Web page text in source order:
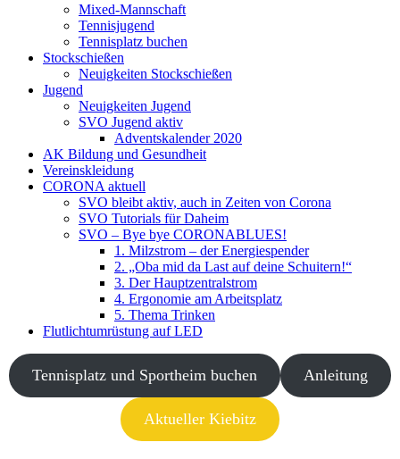
Mixed-Mannschaft
Tennisjugend
Tennisplatz buchen
Stockschießen
Neuigkeiten Stockschießen
Jugend
Neuigkeiten Jugend
SVO Jugend aktiv
Adventskalender 2020
AK Bildung und Gesundheit
Vereinskleidung
CORONA aktuell
SVO bleibt aktiv, auch in Zeiten von Corona
SVO Tutorials für Daheim
SVO – Bye bye CORONABLUES!
1. Milzstrom – der Energiespender
2. „Oba mid da Last auf deine Schuitern!“
3. Der Hauptzentralstrom
4. Ergonomie am Arbeitsplatz
5. Thema Trinken
Flutlichtumrüstung auf LED
Tennisplatz und Sportheim buchen Anleitung
Aktueller Kiebitz